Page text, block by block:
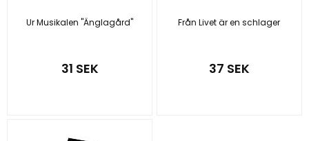
Ur Musikalen "Änglagård"
31 SEK
Från Livet är en schlager
37 SEK